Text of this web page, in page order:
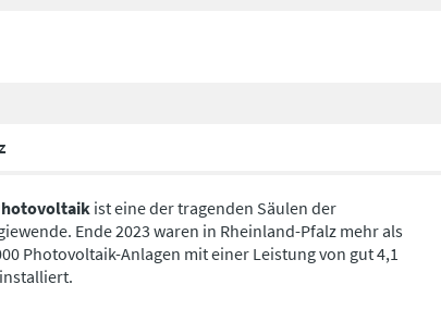
ist eine der tragenden Säulen der
Ende 2023 waren in Rheinland-Pfalz mehr als
Photovoltaik-Anlagen mit einer Leistung von gut 4,1
installiert.